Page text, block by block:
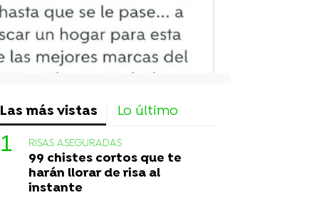
Las más vistas Lo último
RISAS ASEGURADAS
99 chistes cortos que te
harán llorar de risa al
instante